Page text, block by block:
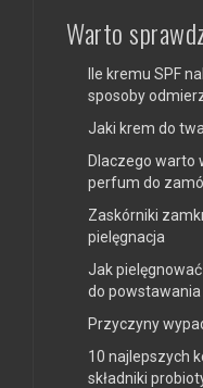
Warto
Ile kremu SPF
sposoby
Jaki krem do
Dlaczego warto
perfum do
Zaskórniki
pielęgnacja
Jak
do
Przyczyny
10 najlepszych
składniki